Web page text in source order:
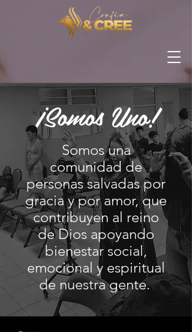
¡Somos Uno!
Somos una
comunidad de
personas salvadas por
gracia y por amor, que
contribuyen al reino
de Dios apoyando
bienestar social,
emocional y espiritual
de nuestra gente.